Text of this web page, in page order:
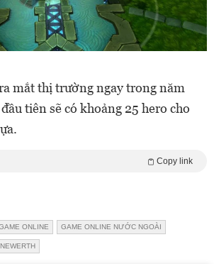
mắt thị trường ngay trong năm
tiên sẽ có khoảng 25 hero cho
Copy link
ONLINE GAME ONLINE NƯỚC NGOÀI